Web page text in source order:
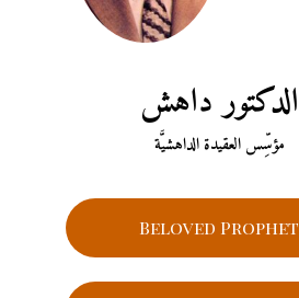
الدكتور داهش
مؤسِّس العقيدة الداهشيَّة
Beloved Prophet